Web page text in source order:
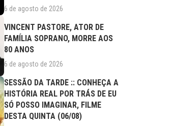
STREAMING
6 de agosto de 2026
VINCENT PASTORE, ATOR DE
FAMÍLIA SOPRANO, MORRE AOS
80 ANOS
6 de agosto de 2026
SESSÃO DA TARDE :: CONHEÇA A
HISTÓRIA REAL POR TRÁS DE EU
SÓ POSSO IMAGINAR, FILME
DESTA QUINTA (06/08)